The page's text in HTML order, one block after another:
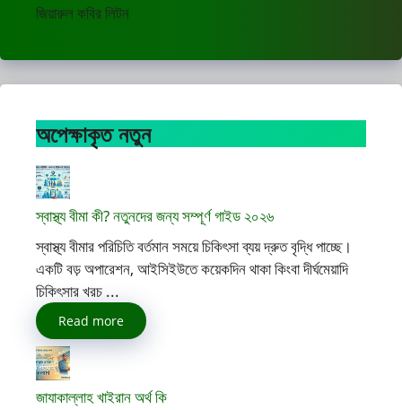
জিয়ারুল কবির লিটন
অপেক্ষাকৃত নতুন
স্বাস্থ্য বীমা কী? নতুনদের জন্য সম্পূর্ণ গাইড ২০২৬
স্বাস্থ্য বীমার পরিচিতি বর্তমান সময়ে চিকিৎসা ব্যয় দ্রুত বৃদ্ধি পাচ্ছে।
একটি বড় অপারেশন, আইসিইউতে কয়েকদিন থাকা কিংবা দীর্ঘমেয়াদি
চিকিৎসার খরচ ...
Read more
জাযাকাল্লাহ খাইরান অর্থ কি